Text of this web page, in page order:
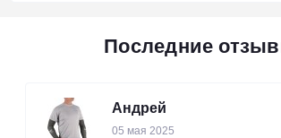
Последние
Андрей
05 мая 2025